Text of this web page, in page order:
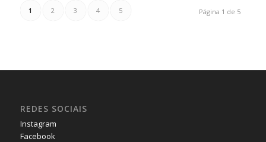
Página 1 de 5
1 2 3 4 5
REDES SOCIAIS
Instagram
Facebook